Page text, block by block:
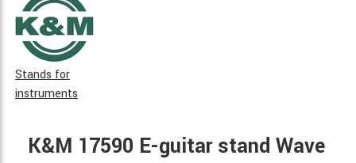
Stands for
instruments
K&M 17590 E-guitar stand Wave